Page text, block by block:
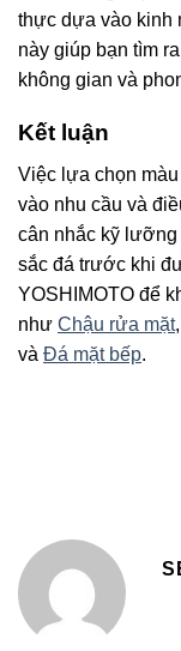
thực dựa vào kinh
này giúp bạn tìm
không gian và
Kết luận
Việc lựa chọn
vào nhu cầu và
cân nhắc kỹ
sắc đá trước khi
YOSHIMOTO để
như Chậu rửa mặt,
và Đá mặt bếp.